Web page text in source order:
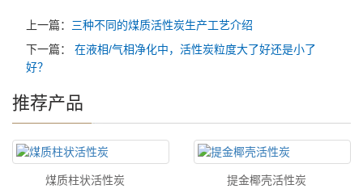
上一篇： 三种不同的煤质活性炭生产工艺介绍
下一篇：
在液相/气相净化中，活性炭粒度大了好还是小了
好？
推荐产品
煤质柱状活性炭 提金椰壳活性炭